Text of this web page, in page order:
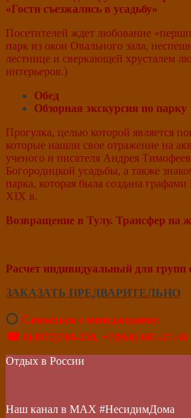
«Гости съезжались в усадьбу»
Посетителей ждет любование
парк из окон Овального зала,
лестнице и сверкающей хрусталем
интерьеров.)
Обед
Обзорная экскурсия по парку
Прогулка, целью которой является
которые нашли свое отражение на
ученого и писателя Андрея
Богородицкой усадьбы, а также
парка, которая была создана
XIX в.
Возвращение в Тулу. Трансфер на
Расчет индивидуальный для групп
ЗАКАЗАТЬ ПРЕДВАРИТЕЛЬНО
⭕ Связаться с менеджерами:
☎ 8(4872)700-258, +7(960) 601-27-36
Отдых в России
Наш канал в МАХ #НесидимДома